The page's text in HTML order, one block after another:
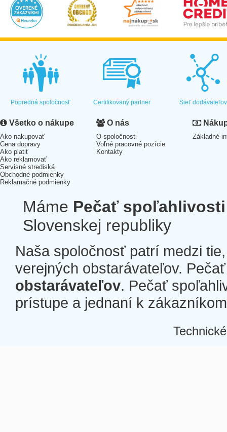
Popredná spoločnosť Certifikovaný partner Sieť dodávateľov
Všetko o nákupe
Ako nakupovať
Cena dopravy
Ako platiť
Ako reklamovať
Servisné strediská
Obchodné podmienky
Reklamačné podmienky
O nás
O spoločnosti
Voľné pracovné pozície
Kontakty
Základné
Máme Pečať spoľahlivosti
Slovenskej republiky
Naša spoločnosť patrí medzi
verejných obstarávateľov.
obstarávateľov. Pečať
prístupe a jednaní k